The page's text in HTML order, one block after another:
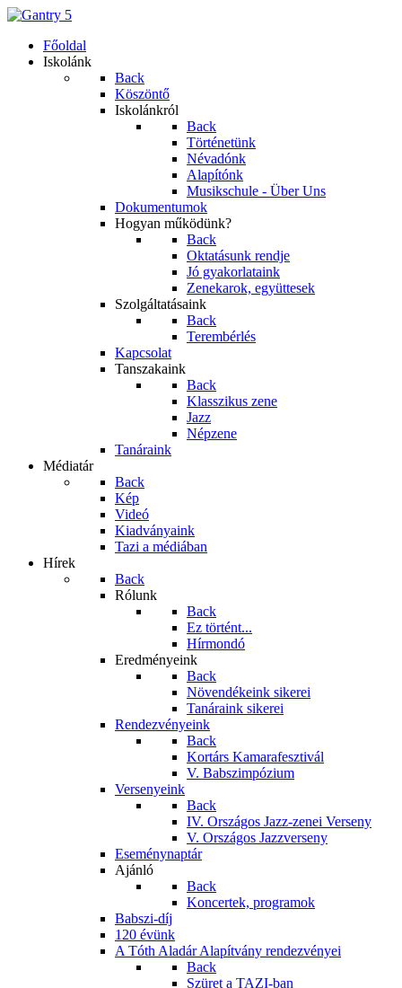
Főoldal
Iskolánk
Back
Köszöntő
Iskolánkról
Back
Történetünk
Névadónk
Alapítónk
Musikschule - Über Uns
Dokumentumok
Hogyan működünk?
Back
Oktatásunk rendje
Jó gyakorlataink
Zenekarok, együttesek
Szolgáltatásaink
Back
Terembérlés
Kapcsolat
Tanszakaink
Back
Klasszikus zene
Jazz
Népzene
Tanáraink
Médiatár
Back
Kép
Videó
Kiadványaink
Tazi a médiában
Hírek
Back
Rólunk
Back
Ez történt...
Hírmondó
Eredményeink
Back
Növendékeink sikerei
Tanáraink sikerei
Rendezvényeink
Back
Kortárs Kamarafesztivál
V. Babszimpózium
Versenyeink
Back
IV. Országos Jazz-zenei Verseny
V. Országos Jazzverseny
Eseménynaptár
Ajánló
Back
Koncertek, programok
Babszi-díj
120 évünk
A Tóth Aladár Alapítvány rendezvényei
Back
Szüret a TAZI-ban